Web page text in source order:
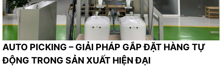
AUTO PICKING – GIẢI PHÁP GẮP ĐẶT HÀNG TỰ
ĐỘNG TRONG SẢN XUẤT HIỆN ĐẠI